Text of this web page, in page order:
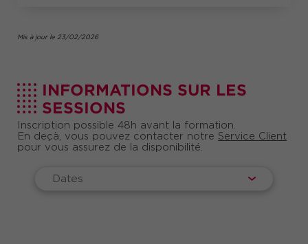
solutions concrètes qui permettent de construire
des relations plus apaisées au sein de la
communauté de travail.
Mis à jour le 23/02/2026
INFORMATIONS SUR LES
SESSIONS
Inscription possible 48h avant la formation.
En deçà, vous pouvez contacter notre Service Client
pour vous assurez de la disponibilité.
Dates